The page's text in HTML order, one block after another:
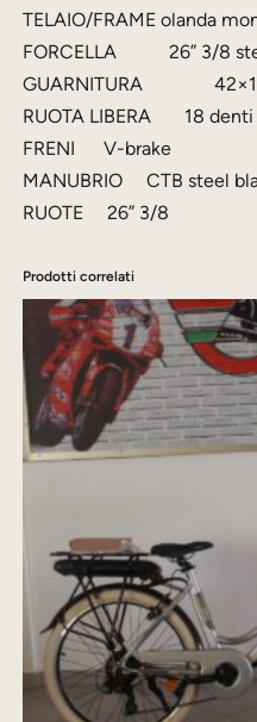
e
r
a
:
2
0
,
0
0
.
i
g
l
i
a
2
6
u
a
t
i
t
à
TELAIO/FRAME olanda
FORCELLA 26” 3/8
GUARNITURA
RUOTA LIBERA 18 denti
FRENI V-brake
MANUBRIO CTB steel
RUOTE 26” 3/8
Prodotti correlati